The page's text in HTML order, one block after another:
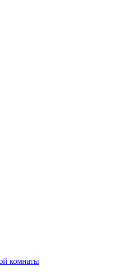
комнаты